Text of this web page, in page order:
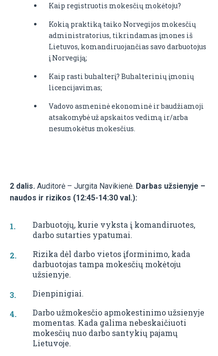
Kaip registruotis mokesčių mokėtoju?
Kokią praktiką taiko Norvegijos mokesčių
administratorius, tikrindamas įmones iš
Lietuvos, komandiruojančias savo darbuotojus
į Norvegiją;
Kaip rasti buhalterį? Buhalterinių įmonių
licencijavimas;
Vadovo asmeninė ekonominė ir baudžiamoji
atsakomybė už apskaitos vedimą ir/arba
nesumokėtus mokesčius.
2 dalis. Auditorė – Jurgita Navikienė. Darbas užsienyje –
naudos ir rizikos (12:45-14:30 val.):
Darbuotojų, kurie vyksta į komandiruotes,
darbo sutarties ypatumai.
Rizika dėl darbo vietos įforminimo, kada
darbuotojas tampa mokesčių mokėtoju
užsienyje.
Dienpinigiai.
Darbo užmokesčio apmokestinimo užsienyje
momentas. Kada galima nebeskaičiuoti
mokesčių nuo darbo santykių pajamų
Lietuvoje.